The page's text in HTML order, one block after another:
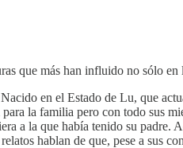
que más han influido no sólo
en el Estado de Lu, que
la familia pero con todo sus
a la que había tenido su
hablan de que, pese a sus